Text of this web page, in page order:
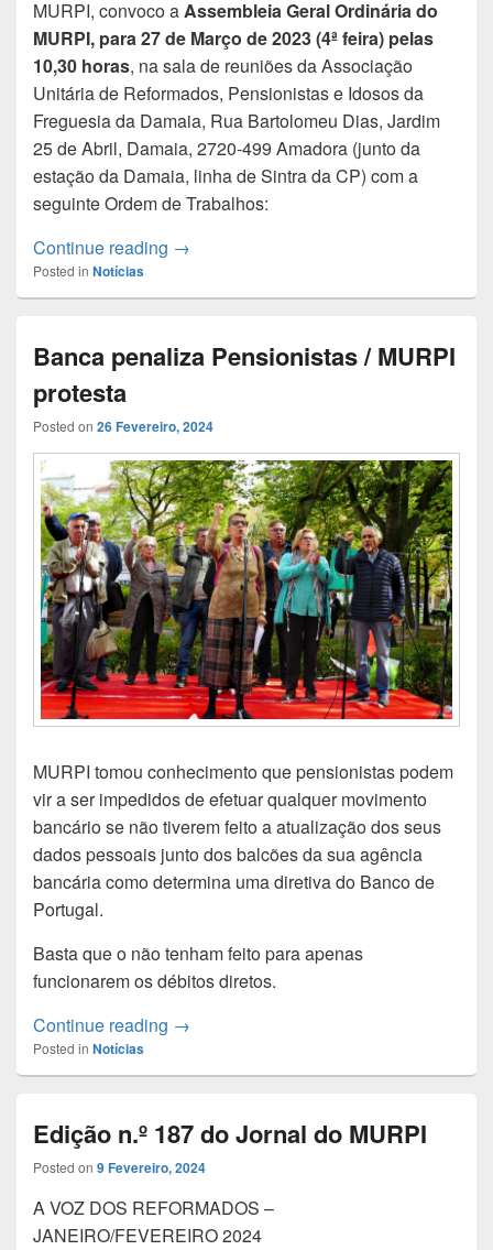
MURPI, convoco aAssembleia Geral Ordinária do
MURPI, para 27 de Março de 2023 (4ª feira) pelas
10,30 horas, na sala de reuniões da Associação
Unitária de Reformados, Pensionistas e Idosos da
Freguesia da Damaia, Rua Bartolomeu Dias, Jardim
25 de Abril, Damaia, 2720-499 Amadora (junto da
estação da Damaia, linha de Sintra da CP) com a
seguinte Ordem de Trabalhos:
Continue reading CONVOCATÓRIA | Assembleia Geral
→
Posted in Notícias
Banca penaliza Pensionistas / MURPI
protesta
Posted on 26 Fevereiro, 2024
MURPI tomou conhecimento que pensionistas podem
vir a ser impedidos de efetuar qualquer movimento
bancário se não tiverem feito a atualização dos seus
dados pessoais junto dos balcões da sua agência
bancária como determina uma diretiva do Banco de
Portugal.
Basta que o não tenham feito para apenas
funcionarem os débitos diretos.
Continue reading Banca penaliza Pensionistas / MURPI
→
Posted in Notícias
Edição n.º 187 do Jornal do MURPI
Posted on 9 Fevereiro, 2024
A VOZ DOS REFORMADOS –
JANEIRO/FEVEREIRO 2024